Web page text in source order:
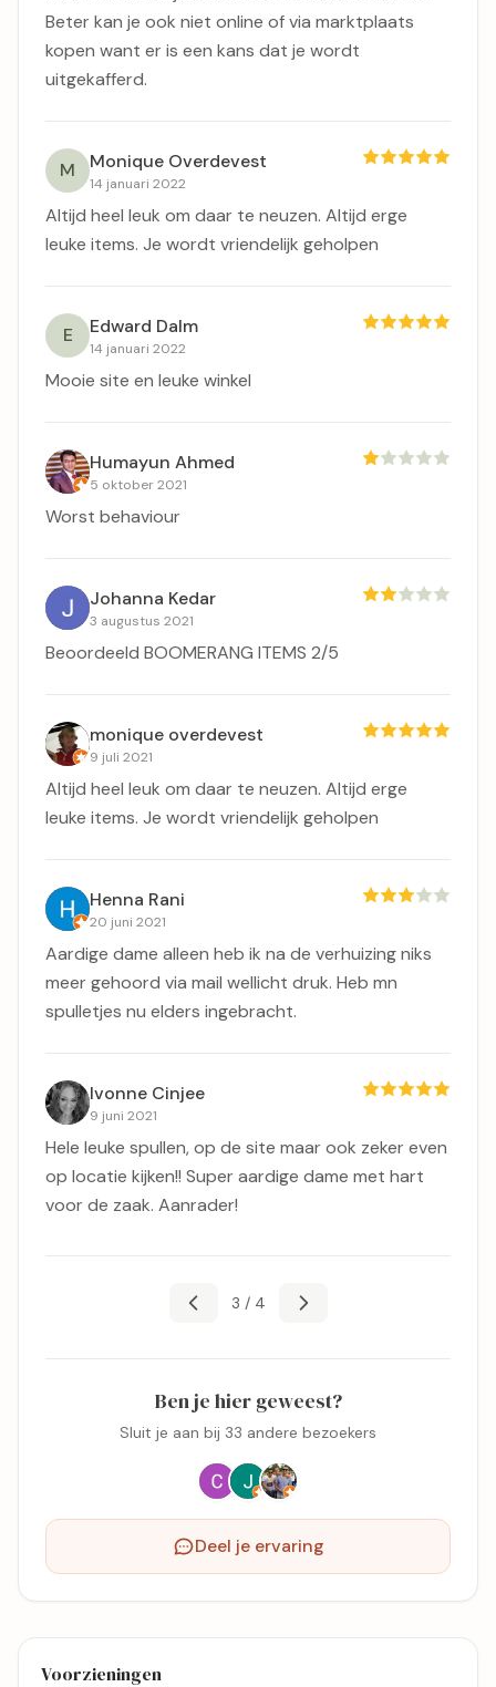
Beter kan je ook niet online of via marktplaats
kopen want er is een kans dat je wordt
uitgekafferd.
M Monique Overdevest
14 januari 2022
Altijd heel leuk om daar te neuzen. Altijd erge
leuke items. Je wordt vriendelijk geholpen
E Edward Dalm
14 januari 2022
Mooie site en leuke winkel
Humayun Ahmed
5 oktober 2021
Worst behaviour
Johanna Kedar
3 augustus 2021
Beoordeeld BOOMERANG ITEMS 2/5
monique overdevest
9 juli 2021
Altijd heel leuk om daar te neuzen. Altijd erge
leuke items. Je wordt vriendelijk geholpen
Henna Rani
20 juni 2021
Aardige dame alleen heb ik na de verhuizing niks
meer gehoord via mail wellicht druk. Heb mn
spulletjes nu elders ingebracht.
Ivonne Cinjee
9 juni 2021
Hele leuke spullen, op de site maar ook zeker even
op locatie kijken!! Super aardige dame met hart
voor de zaak. Aanrader!
3 / 4
Ben je hier geweest?
Sluit je aan bij 33 andere bezoekers
Deel je ervaring
Voorzieningen